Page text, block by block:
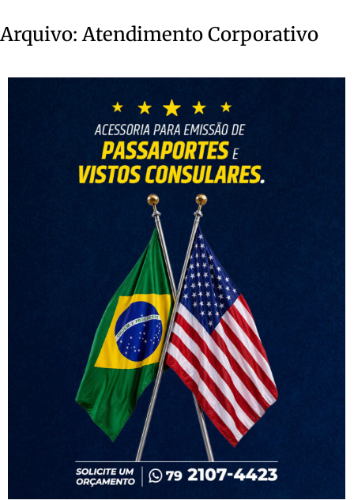
Arquivo:Atendimento Corporativo